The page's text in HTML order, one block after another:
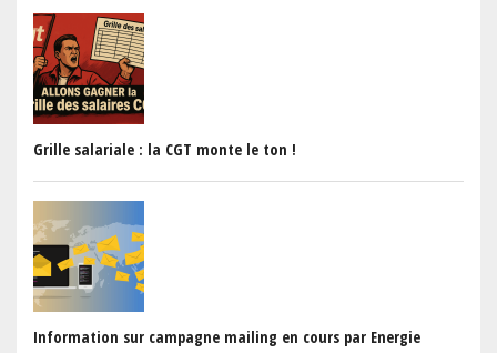
Grille salariale : la CGT monte le ton !
Information sur campagne mailing en cours par Energie